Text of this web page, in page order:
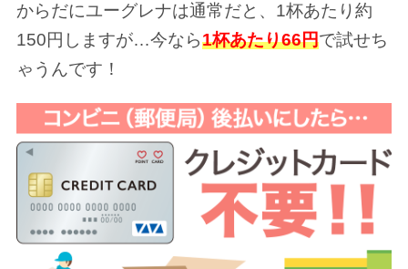
からだにユーグレナは通常だと、1杯あたり約
150円しますが…今なら1杯あたり66円で試せち
ゃうんです！